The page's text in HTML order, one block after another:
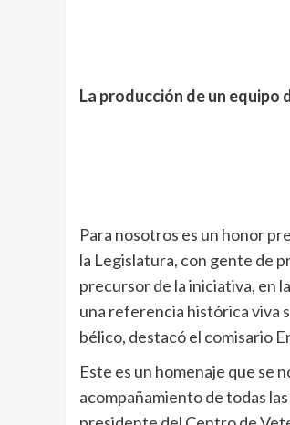
La producción de un equipo
Para nosotros es un honor
la Legislatura, con gente de
precursor de la iniciativa, en
una referencia histórica viva
bélico, destacó el comisario
Este es un homenaje que se
acompañamiento de todas